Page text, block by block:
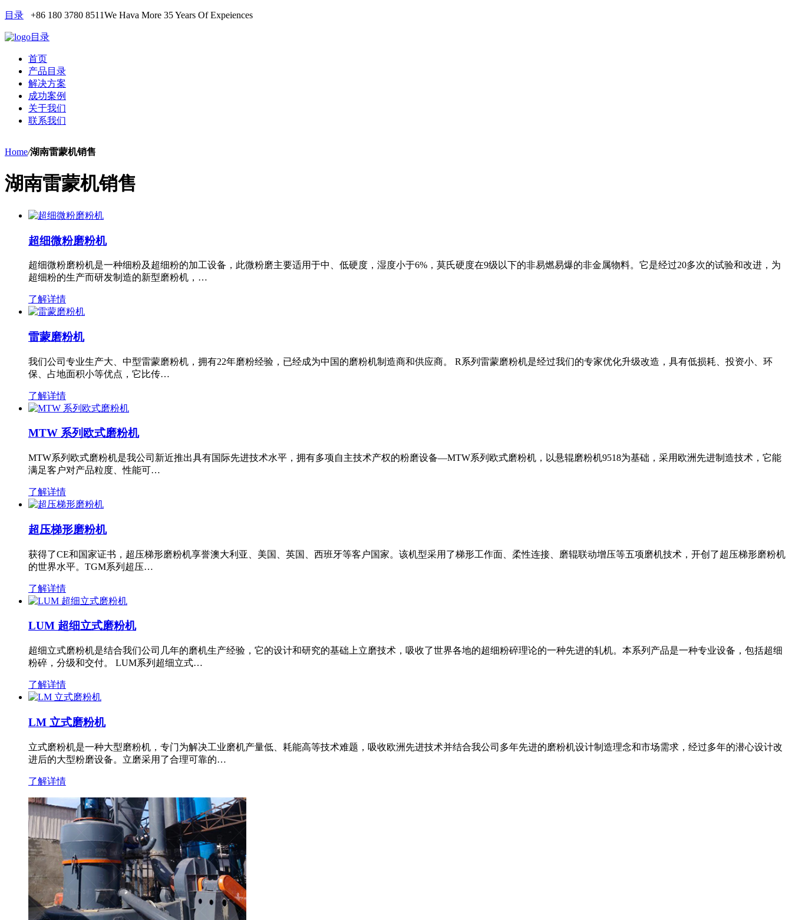
目录 +86 180 3780 8511We Hava More 35 Years Of Expeiences
目录
首页
产品目录
解决方案
成功案例
关于我们
联系我们
Home/湖南雷蒙机销售
湖南雷蒙机销售
超细微粉磨粉机
超细微粉磨粉机是一种细粉及超细粉的加工设备，此微粉磨主要适用于中、低硬度，湿度小于6%，莫氏硬度在9级以下的非易燃易爆的非金属物料。它是经过20多次的试验和改进，为
超细粉的生产而研发制造的新型磨粉机，…
了解详情
雷蒙磨粉机
我们公司专业生产大、中型雷蒙磨粉机，拥有22年磨粉经验，已经成为中国的磨粉机制造商和供应商。 R系列雷蒙磨粉机是经过我们的专家优化升级改造，具有低损耗、投资小、环
保、占地面积小等优点，它比传…
了解详情
MTW 系列欧式磨粉机
MTW系列欧式磨粉机是我公司新近推出具有国际先进技术水平，拥有多项自主技术产权的粉磨设备—MTW系列欧式磨粉机，以悬辊磨粉机9518为基础，采用欧洲先进制造技术，它能
满足客户对产品粒度、性能可…
了解详情
超压梯形磨粉机
获得了CE和国家证书，超压梯形磨粉机享誉澳大利亚、美国、英国、西班牙等客户国家。该机型采用了梯形工作面、柔性连接、磨辊联动增压等五项磨机技术，开创了超压梯形磨粉机
的世界水平。TGM系列超压…
了解详情
LUM 超细立式磨粉机
超细立式磨粉机是结合我们公司几年的磨机生产经验，它的设计和研究的基础上立磨技术，吸收了世界各地的超细粉碎理论的一种先进的轧机。本系列产品是一种专业设备，包括超细
粉碎，分级和交付。 LUM系列超细立式…
了解详情
LM 立式磨粉机
立式磨粉机是一种大型磨粉机，专门为解决工业磨机产量低、耗能高等技术难题，吸收欧洲先进技术并结合我公司多年先进的磨粉机设计制造理念和市场需求，经过多年的潜心设计改
进后的大型粉磨设备。立磨采用了合理可靠的…
了解详情